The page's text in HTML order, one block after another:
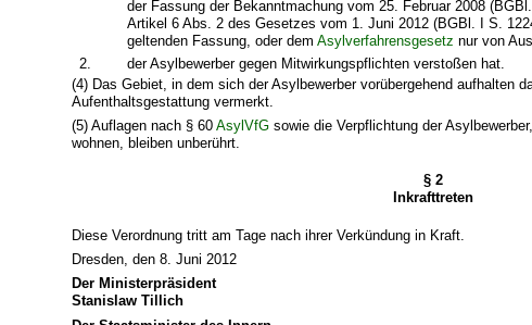
der Fassung der Bekanntmachung vom 25. Februar 2008
Artikel 6 Abs. 2 des Gesetzes vom 1. Juni 2012 (BGBl. I S.
geltenden Fassung, oder demAsylverfahrensgesetz nur von
2.
der Asylbewerber gegen Mitwirkungspflichten verstoßen hat.
(4) Das Gebiet, in dem sich der Asylbewerber vorübergehend aufhalten
Aufenthaltsgestattung vermerkt.
(5) Auflagen nach § 60AsylVfG sowie die Verpflichtung der
wohnen, bleiben unberührt.
§ 2
Inkrafttreten
Diese Verordnung tritt am Tage nach ihrer Verkündung in Kraft.
Dresden, den 8. Juni 2012
Der Ministerpräsident
Stanislaw Tillich